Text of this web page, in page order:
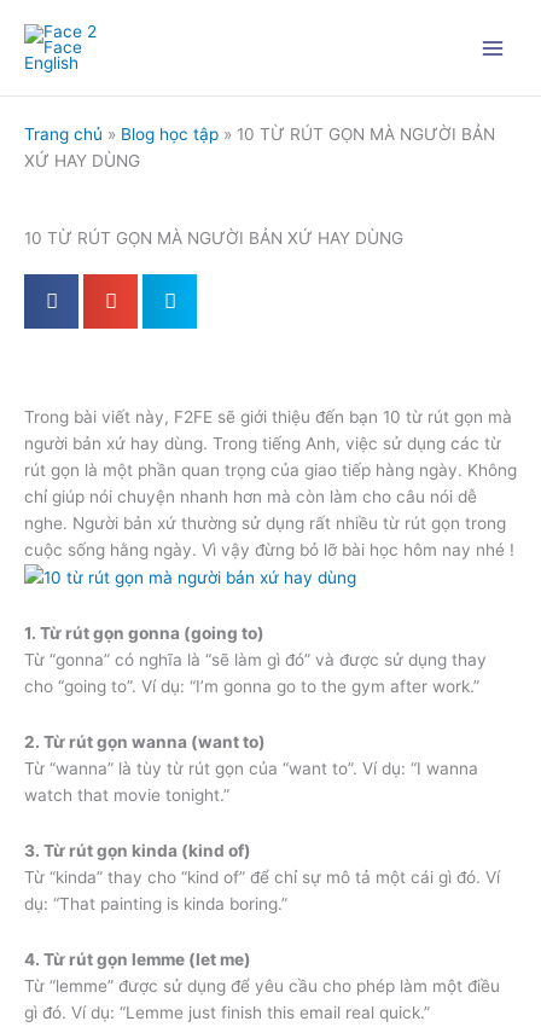
dung
Trang chủ » Blog học tập » 10 TỪ RÚT GỌN MÀ NGƯỜI BẢN
XỨ HAY DÙNG
10 TỪ RÚT GỌN MÀ NGƯỜI BẢN XỨ HAY DÙNG
Trong bài viết này, F2FE sẽ giới thiệu đến bạn 10 từ rút gọn mà
người bản xứ hay dùng. Trong tiếng Anh, việc sử dụng các từ
rút gọn là một phần quan trọng của giao tiếp hàng ngày. Không
chỉ giúp nói chuyện nhanh hơn mà còn làm cho câu nói dễ
nghe. Người bản xứ thường sử dụng rất nhiều từ rút gọn trong
cuộc sống hằng ngày. Vì vậy đừng bỏ lỡ bài học hôm nay nhé !
1. Từ rút gọn gonna (going to)
Từ “gonna” có nghĩa là “sẽ làm gì đó” và được sử dụng thay
cho “going to”. Ví dụ: “I’m gonna go to the gym after work.”
2. Từ rút gọn wanna (want to)
Từ “wanna” là tùy từ rút gọn của “want to”. Ví dụ: “I wanna
watch that movie tonight.”
3. Từ rút gọn kinda (kind of)
Từ “kinda” thay cho “kind of” để chỉ sự mô tả một cái gì đó. Ví
dụ: “That painting is kinda boring.”
4. Từ rút gọn lemme (let me)
Từ “lemme” được sử dụng để yêu cầu cho phép làm một điều
gì đó. Ví dụ: “Lemme just finish this email real quick.”